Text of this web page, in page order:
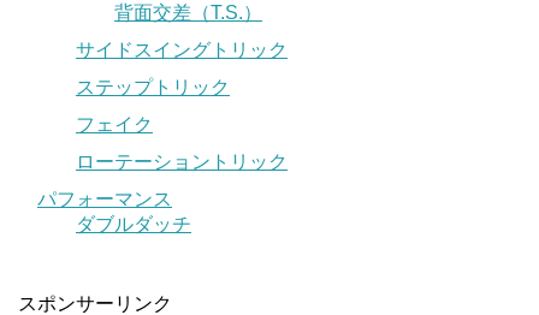
背面交差（T.S.）
サイドスイングトリック
ステップトリック
フェイク
ローテーショントリック
パフォーマンス
ダブルダッチ
スポンサーリンク